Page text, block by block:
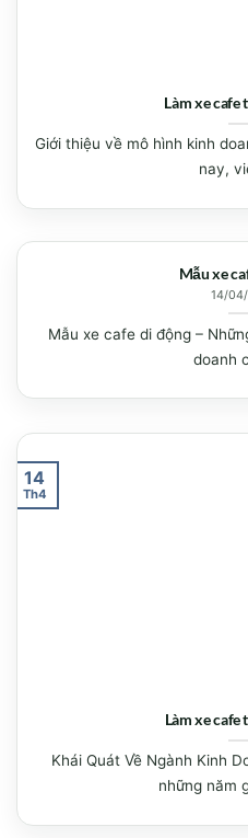
Làm xe cafe
Giới thiệu về mô hình kinh
nay,
Mẫu xe
14/
Mẫu xe cafe di động –
doanh
Làm xe cafe
Khái Quát Về Ngành Kinh
những năm
14
Th4